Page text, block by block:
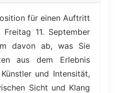
für einen Auftritt
11. September
davon ab, was Sie
aus dem Erlebnis
und Intensität,
Sicht und Klang